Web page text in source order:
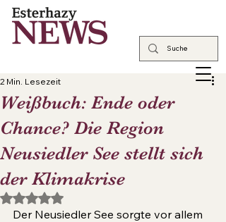
Weißbuch: Ende oder
Chance? Die Region
Neusiedler See stellt sich
der Klimakrise
2 Min. Lesezeit
Mit NaN von 5 Sternen bewertet.
Der Neusiedler See sorgte vor allem